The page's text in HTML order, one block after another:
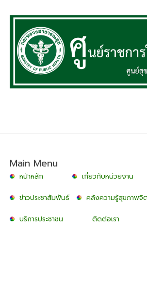
Main Menu
หน้าหลัก เกี่ยวกับหน่วยงาน
ข่าวประชาสัมพันธ์ คลังความรู้สุขภาพจิ
บริการประชาชน ติดต่อเรา